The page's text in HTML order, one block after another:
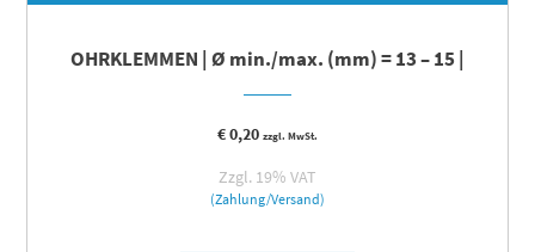
OHRKLEMMEN | Ø min./max. (mm) = 13 – 15 |
€0,20 zzgl. MwSt.
Zzgl. 19% VAT
(Zahlung/Versand)